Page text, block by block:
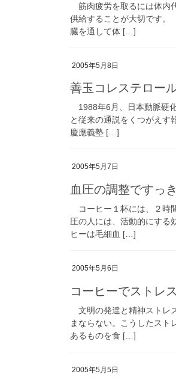
筋肉疲労を取るには体内
供給することが大切です
臓を通して体 […]
2005年5月8日
善玉コレステロー
1988年6月、日本動脈硬
と従来の通説をくつがえ
慶應義塾 […]
2005年5月7日
血圧の調整ですっ
コーヒー１杯には、２時
圧の人には、活動的にす
ヒーは毛細血 […]
2005年5月6日
コーヒーでストレ
文明の発達と精神ストレ
まならない。こうしたス
あるものを食 […]
2005年5月5日